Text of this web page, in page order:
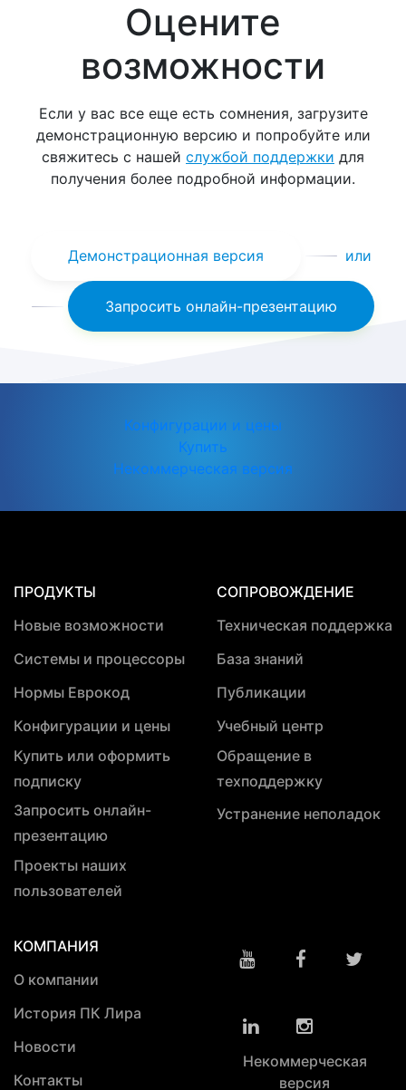
Оцените
возможности
Если у вас все еще есть сомнения, загрузите
демонстрационную версию и попробуйте или
свяжитесь с нашей службой поддержки для
получения более подробной информации.
Демонстрационная версия или
Запросить онлайн-презентацию
Конфигурации и цены
Купить
Некоммерческая версия
ПРОДУКТЫ
Новые возможности
Системы и процессоры
Нормы Еврокод
Конфигурации и цены
Купить или оформить
подписку
Запросить онлайн-
презентацию
Проекты наших
пользователей
СОПРОВОЖДЕНИЕ
Техническая поддержка
База знаний
Публикации
Учебный центр
Обращение в
техподдержку
Устранение неполадок
КОМПАНИЯ
О компании
История ПК Лира
Новости
Контакты
Некоммерческая
версия